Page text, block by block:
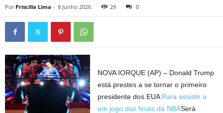
Por Priscilla Lima - 8 Junho 2026 29 0
NOVA IORQUE (AP) – Donald Trump
está prestes a se tornar o primeiro
presidente dos EUA Para assistir a
um jogo das finais da NBASerá